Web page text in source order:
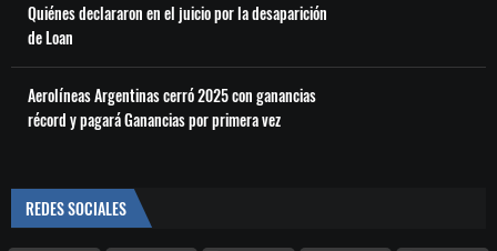
Quiénes declararon en el juicio por la desaparición
de Loan
Aerolíneas Argentinas cerró 2025 con ganancias
récord y pagará Ganancias por primera vez
REDES SOCIALES